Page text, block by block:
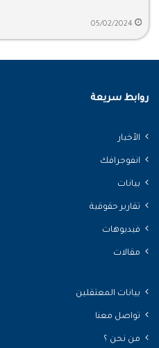
05/02/2024
روابط سريعة
الأخبار
انفوجرافك
بيانات
تقارير حقوقية
فيديوهات
مقالات
بيانات المعتقلين
تواصل معنا
من نحن ؟